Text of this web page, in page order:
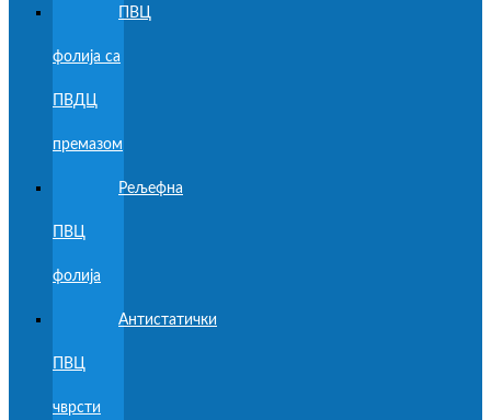
ПВЦ
фолија са
ПВДЦ
премазом
Рељефна
ПВЦ
фолија
Антистатички
ПВЦ
чврсти